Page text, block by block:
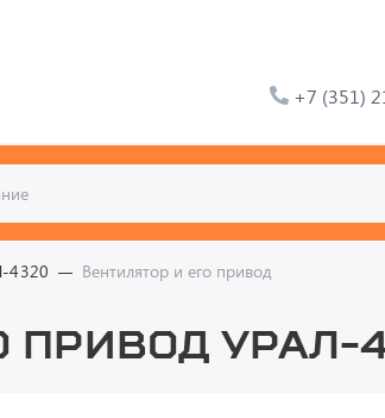
+7 (351)
4320 Вентилятор и его привод
привод УРАЛ-